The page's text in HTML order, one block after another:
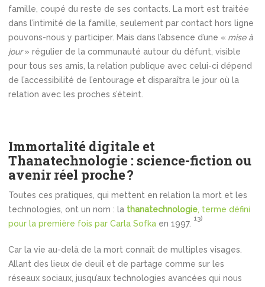
famille, coupé du reste de ses contacts. La mort est traitée
dans l’intimité de la famille, seulement par contact hors ligne
pouvons-nous y participer. Mais dans l’absence d’une « mise à
jour» régulier de la communauté autour du défunt, visible
pour tous ses amis, la relation publique avec celui-ci dépend
de l’accessibilité de l’entourage et disparaîtra le jour où la
relation avec les proches s’éteint.
Immortalité digitale et
Thanatechnologie : science-fiction ou
avenir réel proche ?
Toutes ces pratiques, qui mettent en relation la mort et les
technologies, ont un nom : la thanatechnologie, terme défini
pour la première fois par Carla Sofka en 1997.
13)
Car la vie au-delà de la mort connaît de multiples visages.
Allant des lieux de deuil et de partage comme sur les
réseaux sociaux, jusqu’aux technologies avancées qui nous